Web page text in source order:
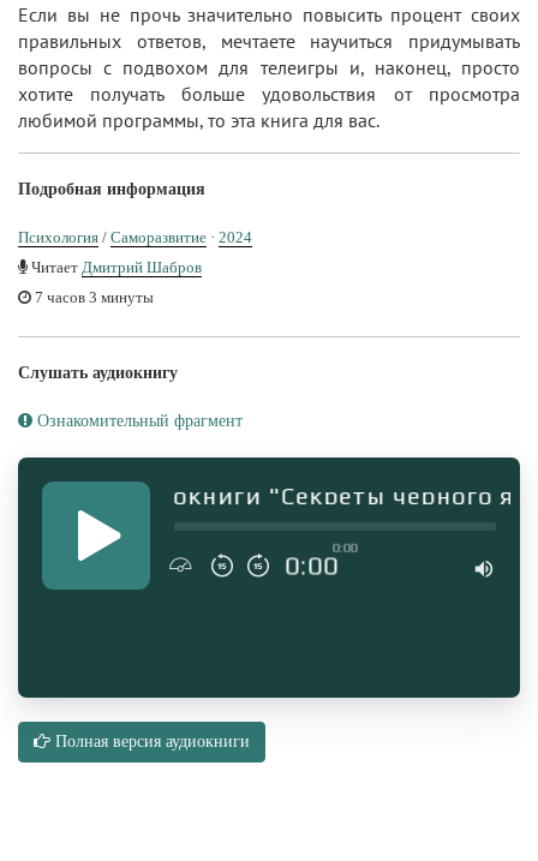
Если вы не прочь значительно повысить процент своих
правильных ответов, мечтаете научиться придумывать
вопросы с подвохом для телеигры и, наконец, просто
хотите получать больше удовольствия от просмотра
любимой программы, то эта книга для вас.
Подробная информация
Психология / Саморазвитие · 2024
Читает Дмитрий Шабров
7 часов 3 минуты
Слушать аудиокнигу
Ознакомительный фрагмент
аудиокниги "Секреты черного
0:00
0:00
Полная версия аудиокниги